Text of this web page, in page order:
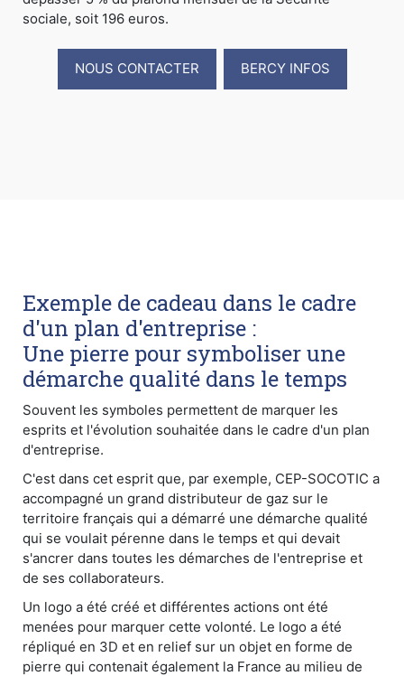
sociale, soit 196 euros.
NOUS CONTACTER BERCY INFOS
Exemple de cadeau dans le cadre
d'un plan d'entreprise :
Une pierre pour symboliser une
démarche qualité dans le temps
Souvent les symboles permettent de marquer les
esprits et l'évolution souhaitée dans le cadre d'un plan
d'entreprise.
C'est dans cet esprit que, par exemple, CEP-SOCOTIC a
accompagné un grand distributeur de gaz sur le
territoire français qui a démarré une démarche qualité
qui se voulait pérenne dans le temps et qui devait
s'ancrer dans toutes les démarches de l'entreprise et
de ses collaborateurs.
Un logo a été créé et différentes actions ont été
menées pour marquer cette volonté. Le logo a été
répliqué en 3D et en relief sur un objet en forme de
pierre qui contenait également la France au milieu de